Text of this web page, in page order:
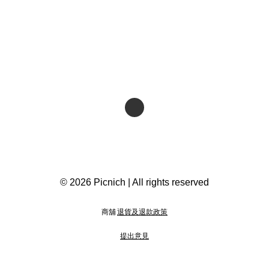
© 2026 Picnich | All rights reserved
商舖退貨及退款政策
提出意見